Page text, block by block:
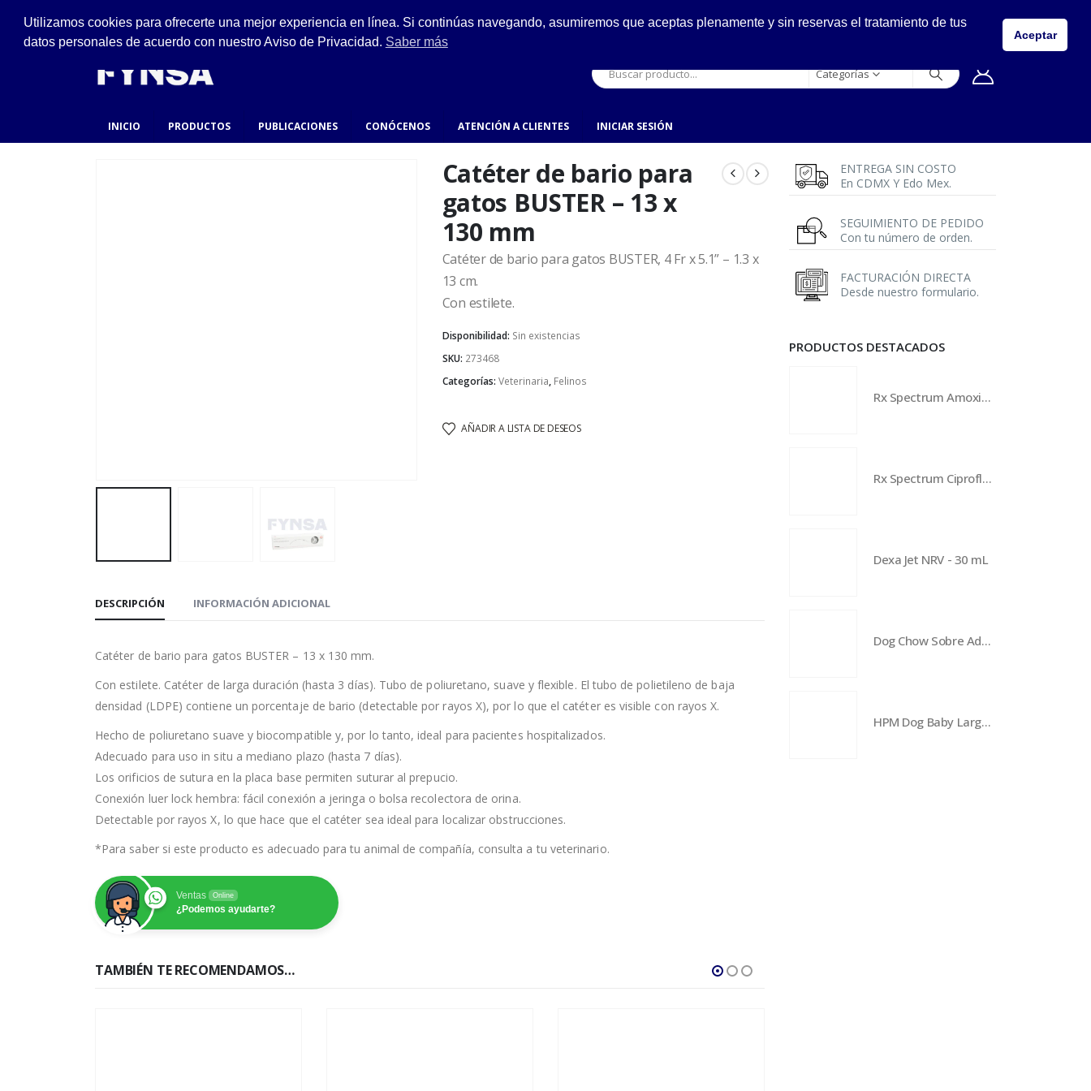
Ejido #94, San Felipe de Jesús, Gustavo A. Madero. hola@fynsa.mx 5557149400
Categorías
INICIO PRODUCTOS PUBLICACIONES CONÓCENOS ATENCIÓN A CLIENTES INICIAR SESIÓN
Catéter de bario para
gatos BUSTER – 13 x
130 mm
Catéter de bario para gatos BUSTER, 4 Fr x 5.1” – 1.3 x
13 cm.
Con estilete.
Disponibilidad: Sin existencias
SKU: 273468
Categorías: Veterinaria, Felinos
AÑADIR A LISTA DE DESEOS
DESCRIPCIÓN INFORMACIÓN ADICIONAL
Catéter de bario para gatos BUSTER – 13 x 130 mm.
Con estilete. Catéter de larga duración (hasta 3 días). Tubo de poliuretano, suave y flexible. El tubo de polietileno de baja
densidad (LDPE) contiene un porcentaje de bario (detectable por rayos X), por lo que el catéter es visible con rayos X.
Hecho de poliuretano suave y biocompatible y, por lo tanto, ideal para pacientes hospitalizados.
Adecuado para uso in situ a mediano plazo (hasta 7 días).
Los orificios de sutura en la placa base permiten suturar al prepucio.
Conexión luer lock hembra: fácil conexión a jeringa o bolsa recolectora de orina.
Detectable por rayos X, lo que hace que el catéter sea ideal para localizar obstrucciones.
*Para saber si este producto es adecuado para tu animal de compañía, consulta a tu veterinario.
Ventas Online
¿Podemos ayudarte?
TAMBIÉN TE RECOMENDAMOS…
ENTREGA SIN COSTO
En CDMX Y Edo Mex.
SEGUIMIENTO DE PEDIDO
Con tu número de orden.
FACTURACIÓN DIRECTA
Desde nuestro formulario.
PRODUCTOS DESTACADOS
Rx Spectrum Amoxicilina Ácido-Clavulánico - 50 mg
Rx Spectrum Ciprofloxacina-Metronidazol - 700 mg
Dexa Jet NRV - 30 mL
Dog Chow Sobre Adultos Minis y pequeños - Mix pavo y pollo
HPM Dog Baby Large & Medium - 12 kg
Utilizamos cookies para ofrecerte una mejor experiencia en línea. Si continúas navegando, asumiremos que aceptas plenamente y sin reservas el tratamiento de tus
datos personales de acuerdo con nuestro Aviso de Privacidad. Saber más Aceptar